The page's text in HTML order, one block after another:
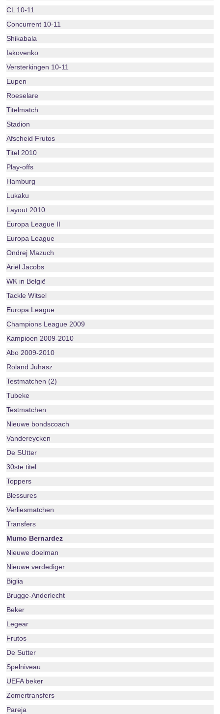
CL 10-11
Concurrent 10-11
Shikabala
Iakovenko
Versterkingen 10-11
Eupen
Roeselare
Titelmatch
Stadion
Afscheid Frutos
Titel 2010
Play-offs
Hamburg
Lukaku
Layout 2010
Europa League II
Europa League
Ondrej Mazuch
Ariël Jacobs
WK in België
Tackle Witsel
Europa League
Champions League 2009
Kampioen 2009-2010
Abo 2009-2010
Roland Juhasz
Testmatchen (2)
Tubeke
Testmatchen
Nieuwe bondscoach
Vandereycken
De SUtter
30ste titel
Toppers
Blessures
Verliesmatchen
Transfers
Mumo Bernardez
Nieuwe doelman
Nieuwe verdediger
Biglia
Brugge-Anderlecht
Beker
Legear
Frutos
De Sutter
Spelniveau
UEFA beker
Zomertransfers
Pareja